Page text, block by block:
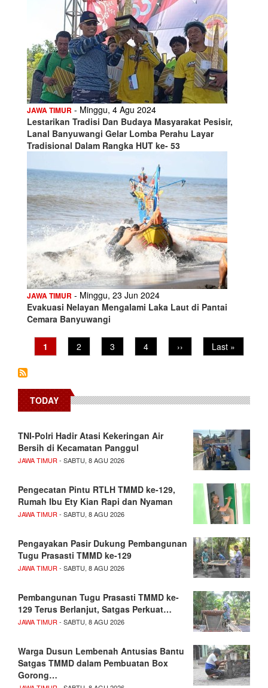
JAWA TIMUR - Minggu, 4 Agu 2024
Lestarikan Tradisi Dan Budaya Masyarakat Pesisir,
Lanal Banyuwangi Gelar Lomba Perahu Layar
Tradisional Dalam Rangka HUT ke- 53
JAWA TIMUR - Minggu, 23 Jun 2024
Evakuasi Nelayan Mengalami Laka Laut di Pantai
Cemara Banyuwangi
Pagination
Current
page
1 Page
2 Page
3 Page
4
Next
page
››
Last
page
Last »
TODAY
TNI-Polri Hadir Atasi Kekeringan Air
Bersih di Kecamatan Panggul
JAWA TIMUR - SABTU, 8 AGU 2026
Pengecatan Pintu RTLH TMMD ke-129,
Rumah Ibu Ety Kian Rapi dan Nyaman
JAWA TIMUR - SABTU, 8 AGU 2026
Pengayakan Pasir Dukung Pembangunan
Tugu Prasasti TMMD ke-129
JAWA TIMUR - SABTU, 8 AGU 2026
Pembangunan Tugu Prasasti TMMD ke-
129 Terus Berlanjut, Satgas Perkuat…
JAWA TIMUR - SABTU, 8 AGU 2026
Warga Dusun Lembenah Antusias Bantu
Satgas TMMD dalam Pembuatan Box
Gorong…